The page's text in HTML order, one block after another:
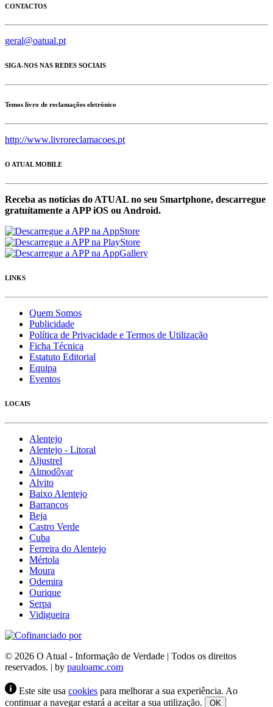
CONTACTOS
geral@oatual.pt
SIGA-NOS NAS REDES SOCIAIS
Temos livro de reclamações eletrónico
http://www.livroreclamacoes.pt
O ATUAL MOBILE
Receba as notícias do ATUAL no seu Smartphone, descarregue
gratuítamente a APP iOS ou Android.
LINKS
Quem Somos
Publicidade
Política de Privacidade e Termos de Utilização
Ficha Técnica
Estatuto Editorial
Equipa
Eventos
LOCAIS
Alentejo
Alentejo - Litoral
Aljustrel
Almodôvar
Alvito
Baixo Alentejo
Barrancos
Beja
Castro Verde
Cuba
Ferreira do Alentejo
Mértola
Moura
Odemira
Ourique
Serpa
Vidigueira
© 2026 O Atual - Informação de Verdade | Todos os direitos
reservados. | by pauloamc.com
Este site usa cookies para melhorar a sua experiência. Ao
continuar a navegar estará a aceitar a sua utilização.
OK